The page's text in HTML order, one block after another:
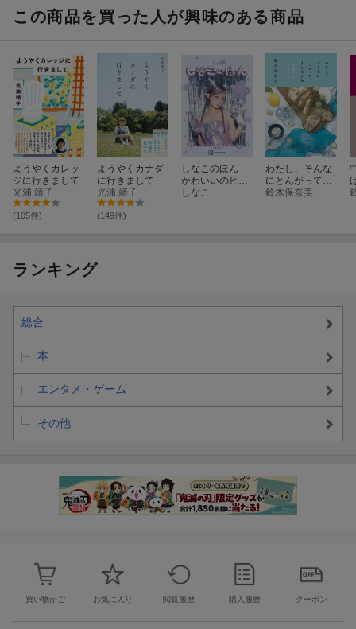
この商品を買った人が興味のある商品
ようやくカレッ
ジに行きまして
光浦 靖子
(105件)
ようやくカナダ
に行きまして
光浦 靖子
(149件)
しなこのほん
かわいいのヒミ
ツおしえちゃう
しなこ
わたし、そんな
にとんがってま
したかね。
鈴木保奈美
ランキング
総合
本
エンタメ・ゲーム
その他
買い物かご お気に入り 閲覧履歴 購入履歴 クーポン